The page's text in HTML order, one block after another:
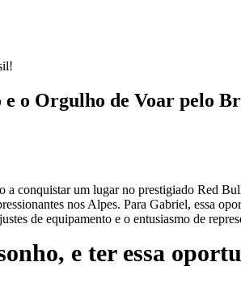
o Orgulho de Voar pelo
conquistar um lugar no prestigiado Red
nos Alpes. Para Gabriel, essa
de equipamento e o entusiasmo de
e ter essa